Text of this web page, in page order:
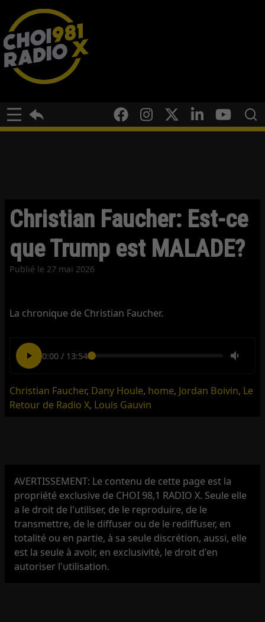
Christian Faucher: Est-ce
que Trump est MALADE?
Publié le 27 mai 2026
La chronique de Christian Faucher.
0:00/ 13:54
Christian Faucher, Dany Houle, home, Jordan Boivin, Le
Retour de Radio X, Louis Gauvin
AVERTISSEMENT: Le contenu de cette page est la
propriété exclusive de CHOI 98,1 RADIO X. Seule elle
a le droit de l'utiliser, de le reproduire, de le
transmettre, de le diffuser ou de le rediffuser, en
totalité ou en partie, à sa seule discrétion, aussi, elle
est la seule à avoir, en exclusivité, le droit d'en
autoriser l'utilisation.